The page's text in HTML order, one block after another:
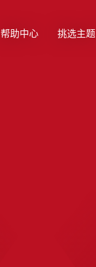
帮助中心 挑选主题